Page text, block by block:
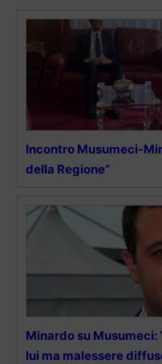
Incontro Musumeci-
della Regione”
Minardo su
lui ma malessere